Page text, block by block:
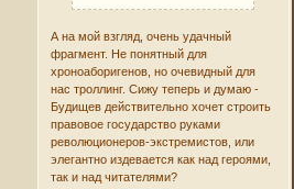
А на мой взгляд, очень удачный
фрагмент. Не понятный для
хроноаборигенов, но очевидный для
нас троллинг. Сижу теперь и думаю -
Будищев действительно хочет строить
правовое государство руками
революционеров-экстремистов, или
элегантно издевается как над героями,
так и над читателями?